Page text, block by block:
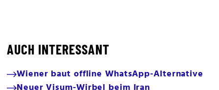
AUCH INTERESSANT
Wiener baut offline WhatsApp-Alternative